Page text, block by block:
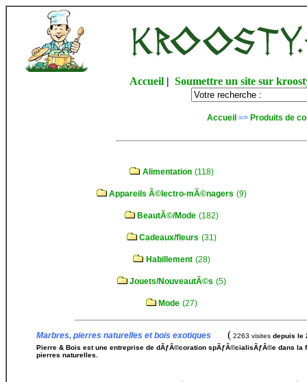
Accueil |Soumettre un site sur
Accueil => Produits de
Alimentation (118)
Appareils Ã©lectro-mÃ©nagers (9)
BeautÃ©/Mode (182)
Cadeaux/fleurs (31)
Habillement (28)
Jouets/NouveautÃ©s (5)
Mode (27)
Marbres, pierres naturelles et bois exotiques ( 2263 visites depuis le
Pierre & Bois est une entreprise de dÃƒÂ©coration spÃƒÂ©cialisÃƒÂ©e dans
pierres naturelles.